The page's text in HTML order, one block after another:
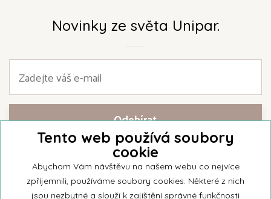
Novinky ze světa Unipar.
Přihlašte se k našemu newsletteru a buďte jako první informováni o
nejnovějších kolekcích svíček a aktualitách z rodinné firmy Unipar.
Tento web používá soubory
cookie
Abychom Vám návštěvu na našem webu co nejvíce
zpříjemnili, používáme soubory cookies. Některé z nich
jsou nezbytné a slouží k zajíštění správné funkčnosti